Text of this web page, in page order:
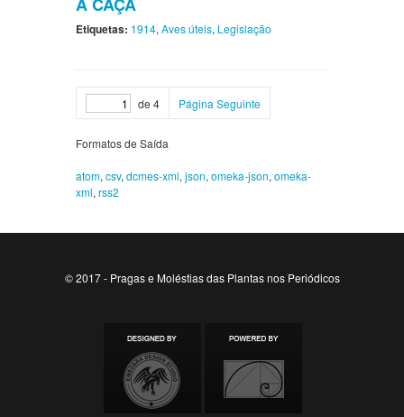
Etiquetas: 1914, Aves úteis, Legislação
de 4 Página Seguinte
Formatos de Saída
atom, csv, dcmes-xml, json, omeka-json, omeka-
xml, rss2
© 2017 - Pragas e Moléstias das Plantas nos Periódicos